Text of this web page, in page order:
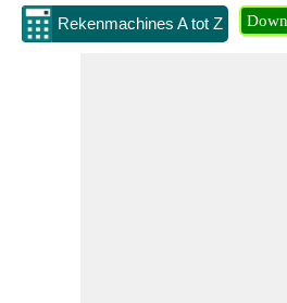
Rekenmachines A tot Z